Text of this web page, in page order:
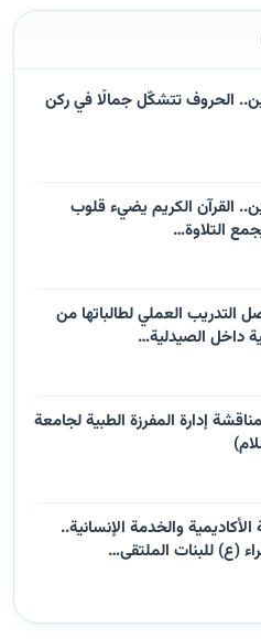
الحروف تتشكّل جمالًا في ركن
القرآن الكريم يضيء قلوب
التلاوة…
التدريب العملي لطالباتها من
داخل الصيدلية…
إدارة المفرزة الطبية لجامعة
والخدمة الإنسانية..
(ع) للبنات الملتقى…